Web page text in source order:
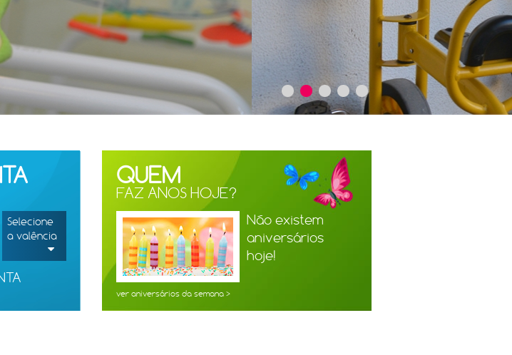
Selecione
a valência
QUEM
FAZ ANOS HOJE?
Não existem
aniversários
hoje!
ver aniversários da semana >